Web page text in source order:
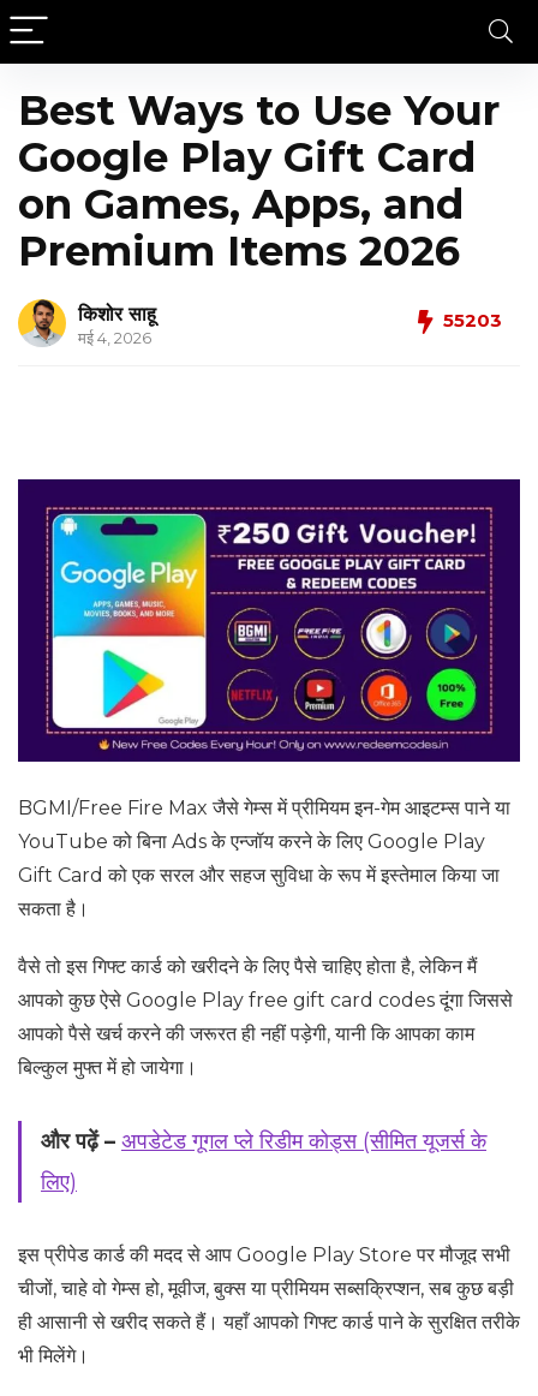
Best Ways to Use Your
Google Play Gift Card
on Games, Apps, and
Premium Items 2026
किशोर साहू
मई 4, 2026
55203
BGMI/Free Fire Max जैसे गेम्स में प्रीमियम इन-गेम आइटम्स पाने या
YouTube को बिना Ads के एन्जॉय करने के लिए Google Play
Gift Card को एक सरल और सहज सुविधा के रूप में इस्तेमाल किया जा
सकता है।
वैसे तो इस गिफ्ट कार्ड को खरीदने के लिए पैसे चाहिए होता है, लेकिन मैं
आपको कुछ ऐसे Google Play free gift card codes दूंगा जिससे
आपको पैसे खर्च करने की जरूरत ही नहीं पड़ेगी, यानी कि आपका काम
बिल्कुल मुफ्त में हो जायेगा।
और पढ़ें – अपडेटेड गूगल प्ले रिडीम कोड्स (सीमित यूजर्स के
लिए)
इस प्रीपेड कार्ड की मदद से आप Google Play Store पर मौजूद सभी
चीजों, चाहे वो गेम्स हो, मूवीज, बुक्स या प्रीमियम सब्सक्रिप्शन, सब कुछ बड़ी
ही आसानी से खरीद सकते हैं। यहाँ आपको गिफ्ट कार्ड पाने के सुरक्षित तरीके
भी मिलेंगे।